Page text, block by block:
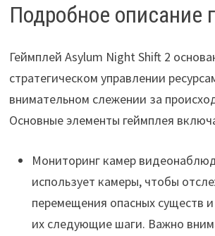
Подробное описание
Геймплей Asylum Night Shift 2
стратегическом управлении
внимательном слежении за
Основные элементы геймплея
Мониторинг камер
использует камеры, чтобы
перемещения опасных существ
их следующие шаги. Важно